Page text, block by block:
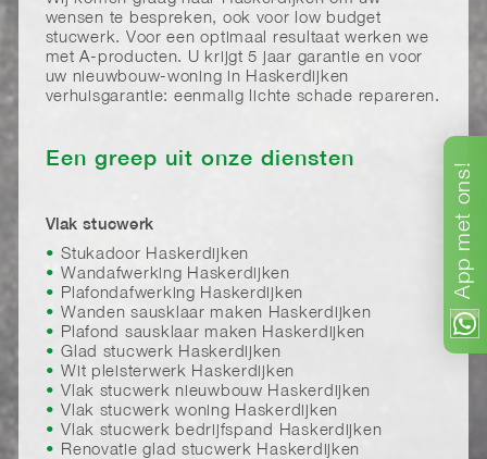
App
met
ons!
wensen te bespreken, ook voor low budget
stucwerk. Voor een optimaal resultaat werken we
met A-producten. U krijgt 5 jaar garantie en voor
uw nieuwbouw-woning in Haskerdijken
verhuisgarantie: eenmalig lichte schade repareren.
Een greep uit onze diensten
Vlak stucwerk
Stukadoor Haskerdijken
Wandafwerking Haskerdijken
Plafondafwerking Haskerdijken
Wanden sausklaar maken Haskerdijken
Plafond sausklaar maken Haskerdijken
Glad stucwerk Haskerdijken
Wit pleisterwerk Haskerdijken
Vlak stucwerk nieuwbouw Haskerdijken
Vlak stucwerk woning Haskerdijken
Vlak stucwerk bedrijfspand Haskerdijken
Renovatie glad stucwerk Haskerdijken